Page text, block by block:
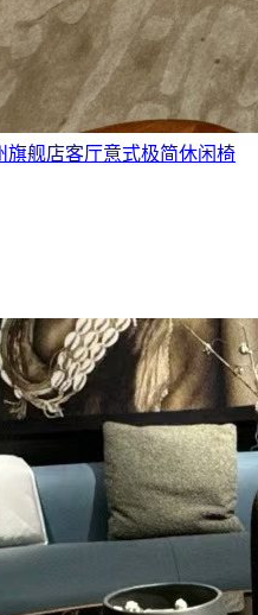
旗舰店客厅意式极简休闲椅